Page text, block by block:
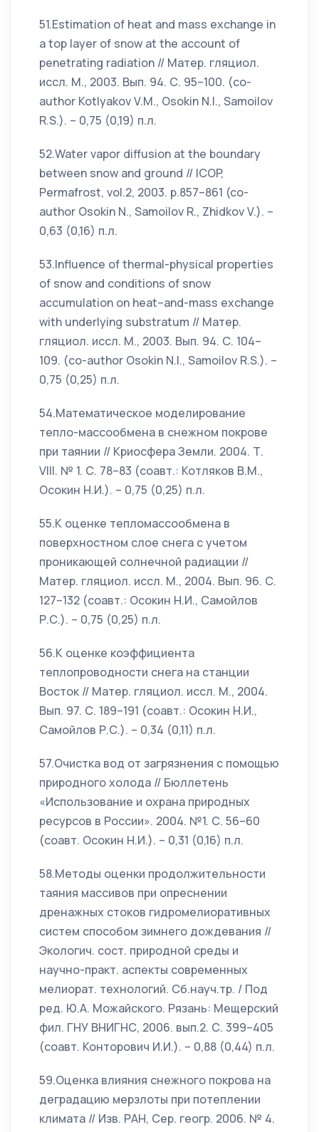
51.Estimation of heat and mass exchange in
a top layer of snow at the account of
penetrating radiation // Матер. гляциол.
иссл. М., 2003. Вып. 94. С. 95–100. (co-
author Kotlyakov V.M., Osokin N.I., Samoilov
R.S.). – 0,75 (0,19) п.л.
52.Water vapor diffusion at the boundary
between snow and ground // ICOP,
Permafrost, vol.2, 2003. p.857–861 (co-
author Osokin N., Samoilov R., Zhidkov V.). –
0,63 (0,16) п.л.
53.Influence of thermal-physical properties
of snow and conditions of snow
accumulation on heat–and-mass exchange
with underlying substratum // Матер.
гляциол. иссл. М., 2003. Вып. 94. С. 104–
109. (co-author Osokin N.I., Samoilov R.S.). –
0,75 (0,25) п.л.
54.Математическое моделирование
тепло-массообмена в снежном покрове
при таянии // Криосфера Земли. 2004. Т.
VIII. № 1. С. 78–83 (соавт.: Котляков В.М.,
Осокин Н.И.). – 0,75 (0,25) п.л.
55.К оценке тепломассообмена в
поверхностном слое снега с учетом
проникающей солнечной радиации //
Матер. гляциол. иссл. М., 2004. Вып. 96. С.
127–132 (соавт.: Осокин Н.И., Самойлов
Р.С.). – 0,75 (0,25) п.л.
56.К оценке коэффициента
теплопроводности снега на станции
Восток // Матер. гляциол. иссл. М., 2004.
Вып. 97. С. 189–191 (соавт.: Осокин Н.И.,
Самойлов Р.С.). – 0,34 (0,11) п.л.
57.Очистка вод от загрязнения с помощью
природного холода // Бюллетень
«Использование и охрана природных
ресурсов в России». 2004. №1. С. 56–60
(соавт. Осокин Н.И.). – 0,31 (0,16) п.л.
58.Методы оценки продолжительности
таяния массивов при опреснении
дренажных стоков гидромелиоративных
систем способом зимнего дождевания //
Экологич. сост. природной среды и
научно-практ. аспекты современных
мелиорат. технологий. Сб.науч.тр. / Под
ред. Ю.А. Можайского. Рязань: Мещерский
фил. ГНУ ВНИГНС, 2006. вып.2. С. 399–405
(соавт. Конторович И.И.). – 0,88 (0,44) п.л.
59.Оценка влияния снежного покрова на
деградацию мерзлоты при потеплении
климата // Изв. РАН, Сер. геогр. 2006. № 4.